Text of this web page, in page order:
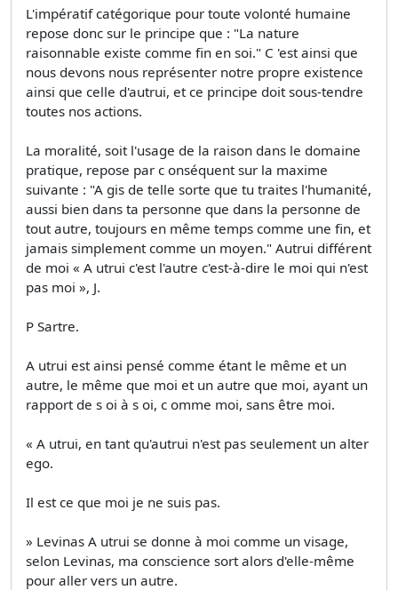
L'impératif catégorique pour toute volonté humaine
repose donc sur le principe que : "La nature
raisonnable existe comme fin en soi." C 'est ainsi que
nous devons nous représenter notre propre existence
ainsi que celle d'autrui, et ce principe doit sous-tendre
toutes nos actions.
La moralité, soit l'usage de la raison dans le domaine
pratique, repose par c onséquent sur la maxime
suivante : "A gis de telle sorte que tu traites l'humanité,
aussi bien dans ta personne que dans la personne de
tout autre, toujours en même temps comme une fin, et
jamais simplement comme un moyen." Autrui différent
de moi « A utrui c'est l'autre c'est-à-dire le moi qui n'est
pas moi », J.
P Sartre.
A utrui est ainsi pensé comme étant le même et un
autre, le même que moi et un autre que moi, ayant un
rapport de s oi à s oi, c omme moi, sans être moi.
« A utrui, en tant qu'autrui n'est pas seulement un alter
ego.
Il est ce que moi je ne suis pas.
» Levinas A utrui se donne à moi comme un visage,
selon Levinas, ma conscience sort alors d'elle-même
pour aller vers un autre.